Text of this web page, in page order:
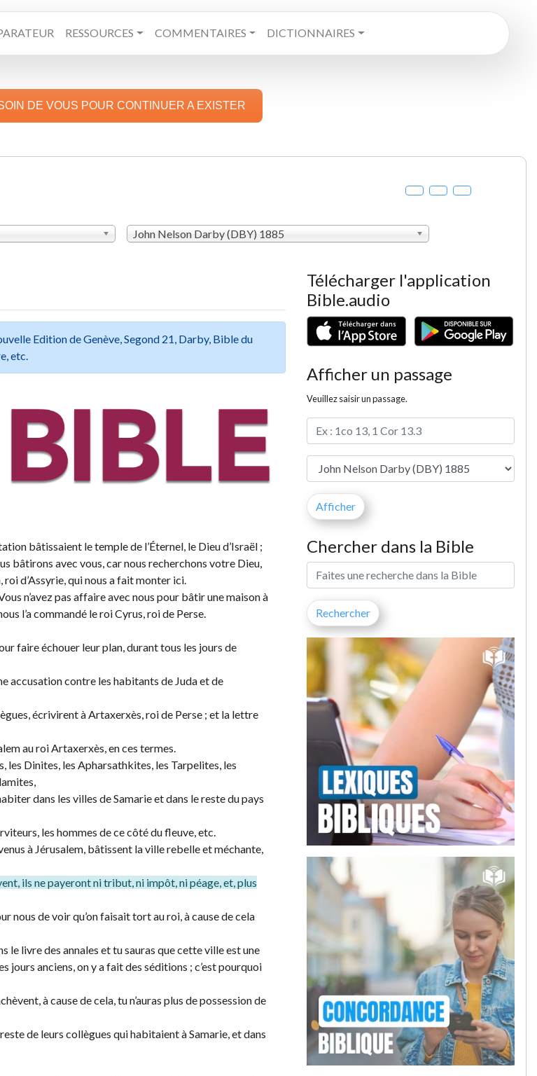
RESSOURCES COMMENTAIRES DICTIONNAIRES
DE VOUS POUR CONTINUER A EXISTER
John Nelson Darby (DBY) 1885
Edition de Genève, Segond 21, Darby, Bible du
etc.
bâtissaient le temple de l’Éternel, le Dieu d’Israël ;
bâtirons avec vous, car nous recherchons votre Dieu,
d’Assyrie, qui nous a fait monter ici.
n’avez pas affaire avec nous pour bâtir une maison à
l’a commandé le roi Cyrus, roi de Perse.
faire échouer leur plan, durant tous les jours de
accusation contre les habitants de Juda et de
écrivirent à Artaxerxès, roi de Perse ; et la lettre
au roi Artaxerxès, en ces termes.
les Dinites, les Apharsathkites, les Tarpelites, les
dans les villes de Samarie et dans le reste du pays
les hommes de ce côté du fleuve, etc.
à Jérusalem, bâtissent la ville rebelle et méchante,
ils ne payeront ni tribut, ni impôt, ni péage, et, plus
nous de voir qu’on faisait tort au roi, à cause de cela
le livre des annales et tu sauras que cette ville est une
jours anciens, on y a fait des séditions ; c’est pourquoi
à cause de cela, tu n’auras plus de possession de
de leurs collègues qui habitaient à Samarie, et dans
Télécharger l'application
Bible.audio
Afficher un passage
Veuillez saisir un passage.
Chercher dans la Bible